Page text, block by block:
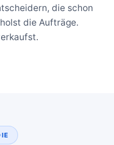
die schon
die Aufträge.